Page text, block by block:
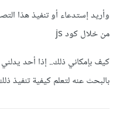
وأريد إستدعاء أو تنفيذ هذا
من خلال كود js
كيف بإمكاني ذلك.. إذا أحد
بالبحث عنه لتعلم كيفية تنفيذ